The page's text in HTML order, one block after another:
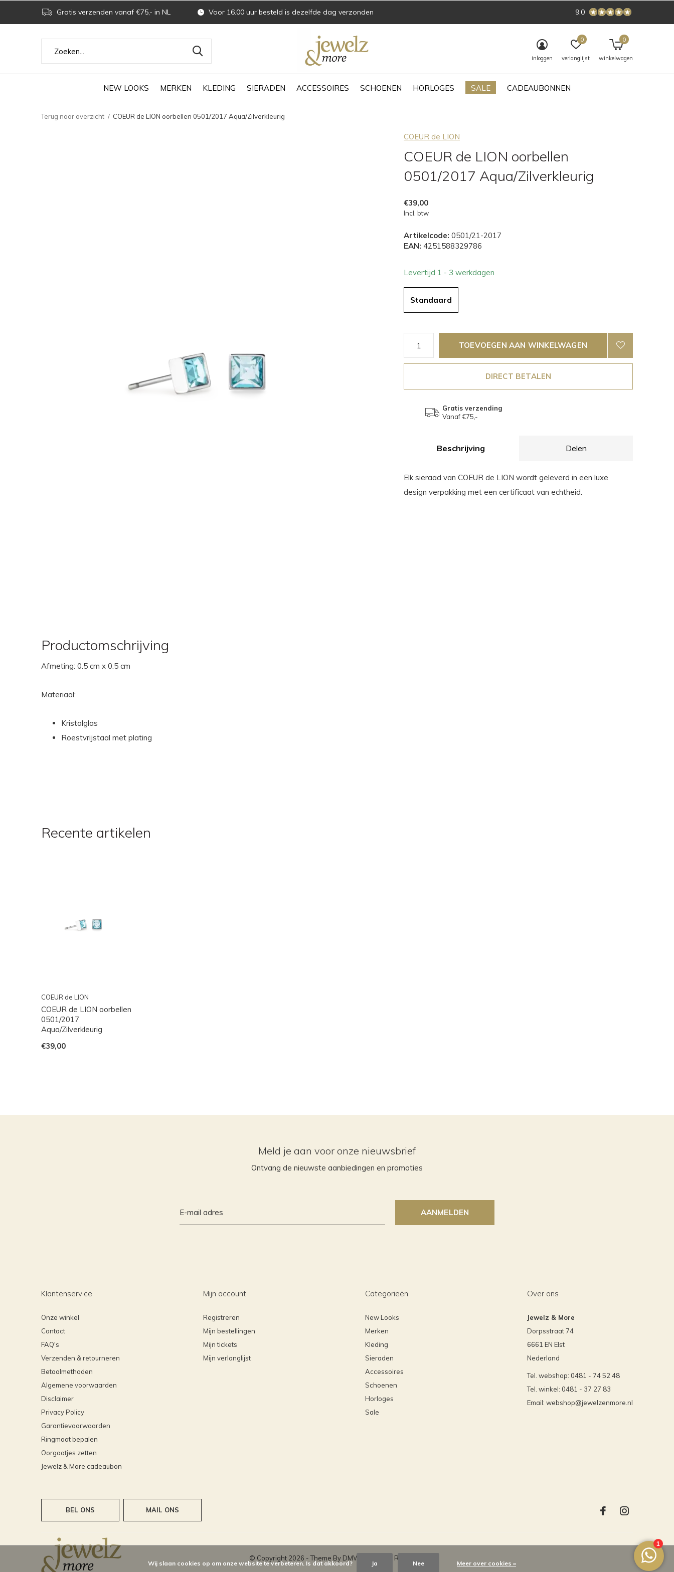
NEW LOOKS MERKEN KLEDING SIERADEN ACCESSOIRES SCHOENEN HORLOGES SALE CADEAUBONNEN
inloggen verlanglijst
0
winkelwagen
0
Gratis verzenden vanaf €75,- in NL Voor 16.00 uur besteld is dezelfde dag verzonden 9.0
Terug naar overzicht COEUR de LION oorbellen 0501/2017 Aqua/Zilverkleurig
COEUR de LION
COEUR de LION oorbellen
0501/2017 Aqua/Zilverkleurig
€39,00
Incl. btw
Artikelcode: 0501/21-2017
EAN: 4251588329786
Levertijd 1 - 3 werkdagen
Standaard
TOEVOEGEN AAN WINKELWAGEN
DIRECT BETALEN
Gratis verzending
Vanaf €75,-
Beschrijving Delen
Elk sieraad van COEUR de LION wordt geleverd in een luxe
design verpakking met een certificaat van echtheid.
Productomschrijving
Afmeting: 0.5 cm x 0.5 cm
Materiaal:
Kristalglas
Roestvrijstaal met plating
Recente artikelen
COEUR de LION
COEUR de LION oorbellen
0501/2017
Aqua/Zilverkleurig
€39,00
Meld je aan voor onze nieuwsbrief
Ontvang de nieuwste aanbiedingen en promoties
AANMELDEN
Klantenservice
Onze winkel
Contact
FAQ's
Verzenden & retourneren
Betaalmethoden
Algemene voorwaarden
Disclaimer
Privacy Policy
Garantievoorwaarden
Ringmaat bepalen
Oorgaatjes zetten
Jewelz & More cadeaubon
Mijn account
Registreren
Mijn bestellingen
Mijn tickets
Mijn verlanglijst
Categorieën
New Looks
Merken
Kleding
Sieraden
Accessoires
Schoenen
Horloges
Sale
Over ons
Jewelz & More
Dorpsstraat 74
6661 EN Elst
Nederland
Tel. webshop: 0481 - 74 52 48
Tel. winkel: 0481 - 37 27 83
Email: webshop@jewelzenmore.nl
BEL ONS MAIL ONS
© Copyright 2026 - Theme By DMWS RSS-feed
Wij slaan cookies op om onze website te verbeteren. Is dat akkoord? Ja Nee Meer over cookies »